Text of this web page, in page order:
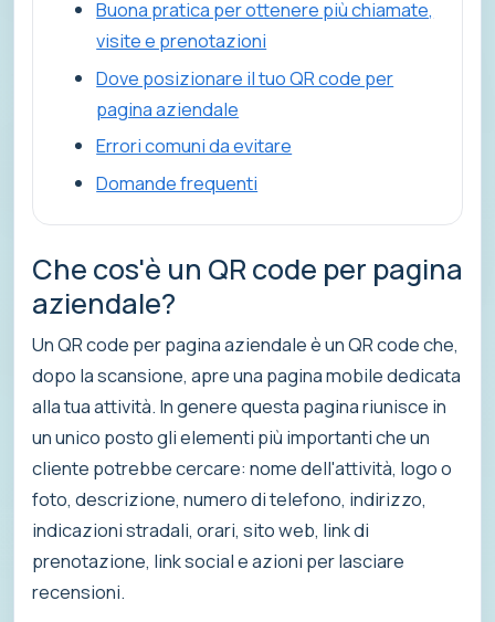
Buona pratica per ottenere più chiamate,
visite e prenotazioni
Dove posizionare il tuo QR code per
pagina aziendale
Errori comuni da evitare
Domande frequenti
Che cos'è un QR code per pagina
aziendale?
Un QR code per pagina aziendale è un QR code che,
dopo la scansione, apre una pagina mobile dedicata
alla tua attività. In genere questa pagina riunisce in
un unico posto gli elementi più importanti che un
cliente potrebbe cercare: nome dell'attività, logo o
foto, descrizione, numero di telefono, indirizzo,
indicazioni stradali, orari, sito web, link di
prenotazione, link social e azioni per lasciare
recensioni.